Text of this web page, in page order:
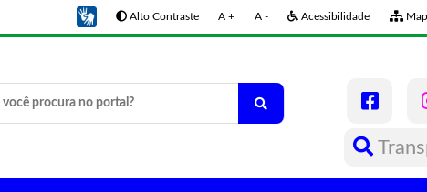
Alto Contraste A + A - Acessibilidade